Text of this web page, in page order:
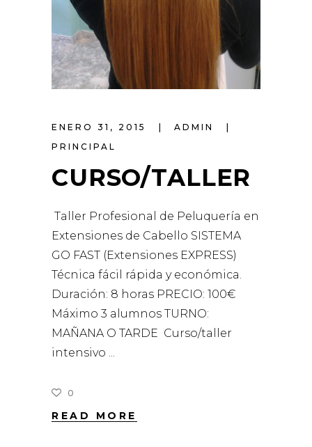
ENERO 31, 2015
ADMIN
PRINCIPAL
CURSO/TALLER
Taller Profesional de Peluquería en
Extensiones de Cabello SISTEMA
GO FAST (Extensiones EXPRESS)
Técnica fácil rápida y económica.
Duración: 8 horas PRECIO: 100€
Máximo 3 alumnos TURNO:
MAÑANA O TARDE Curso/taller
intensivo
0
READ MORE